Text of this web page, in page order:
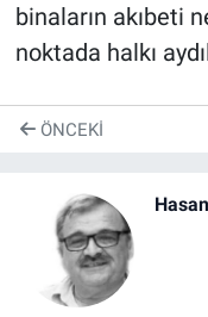
binaların akıbeti
noktada halkı
ÖNCEKI